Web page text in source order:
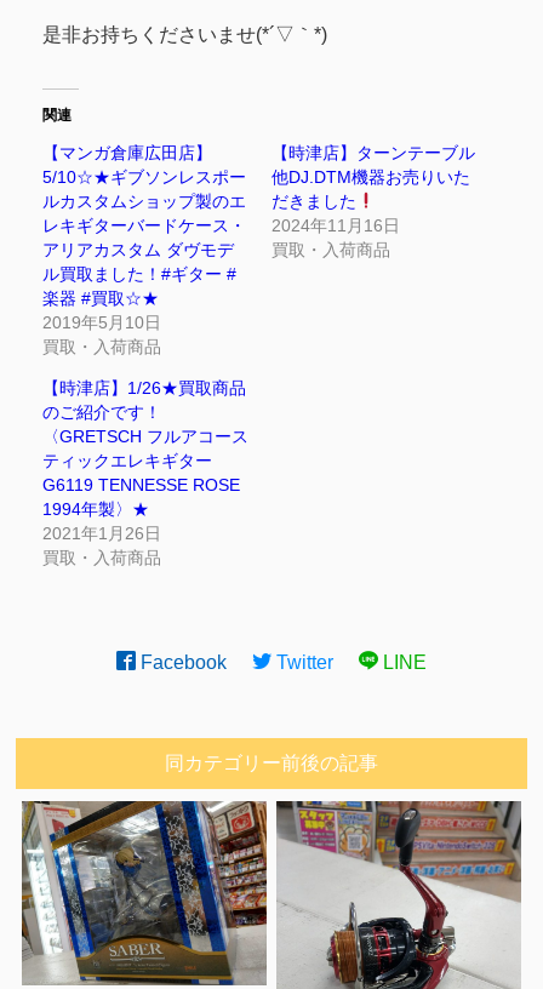
是非お持ちくださいませ(*´▽｀*)
関連
【マンガ倉庫広田店】
5/10☆★ギブソンレスポー
ルカスタムショップ製のエ
レキギターバードケース・
アリアカスタム ダヴモデ
ル買取ました！#ギター #
楽器 #買取☆★
2019年5月10日
買取・入荷商品
【時津店】ターンテーブル
他DJ.DTM機器お売りいた
だきました
2024年11月16日
買取・入荷商品
【時津店】1/26★買取商品
のご紹介です！
〈GRETSCH フルアコース
ティックエレキギター
G6119 TENNESSE ROSE
1994年製〉★
2021年1月26日
買取・入荷商品
Facebook Twitter LINE
同カテゴリー前後の記事